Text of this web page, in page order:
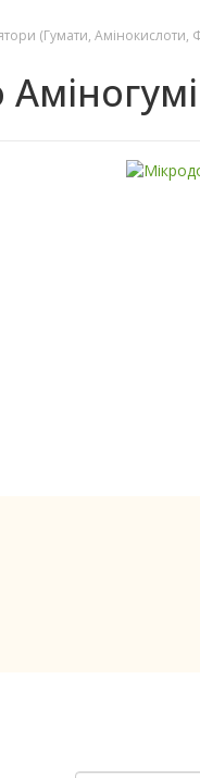
(Гумати, Амінокислоти,